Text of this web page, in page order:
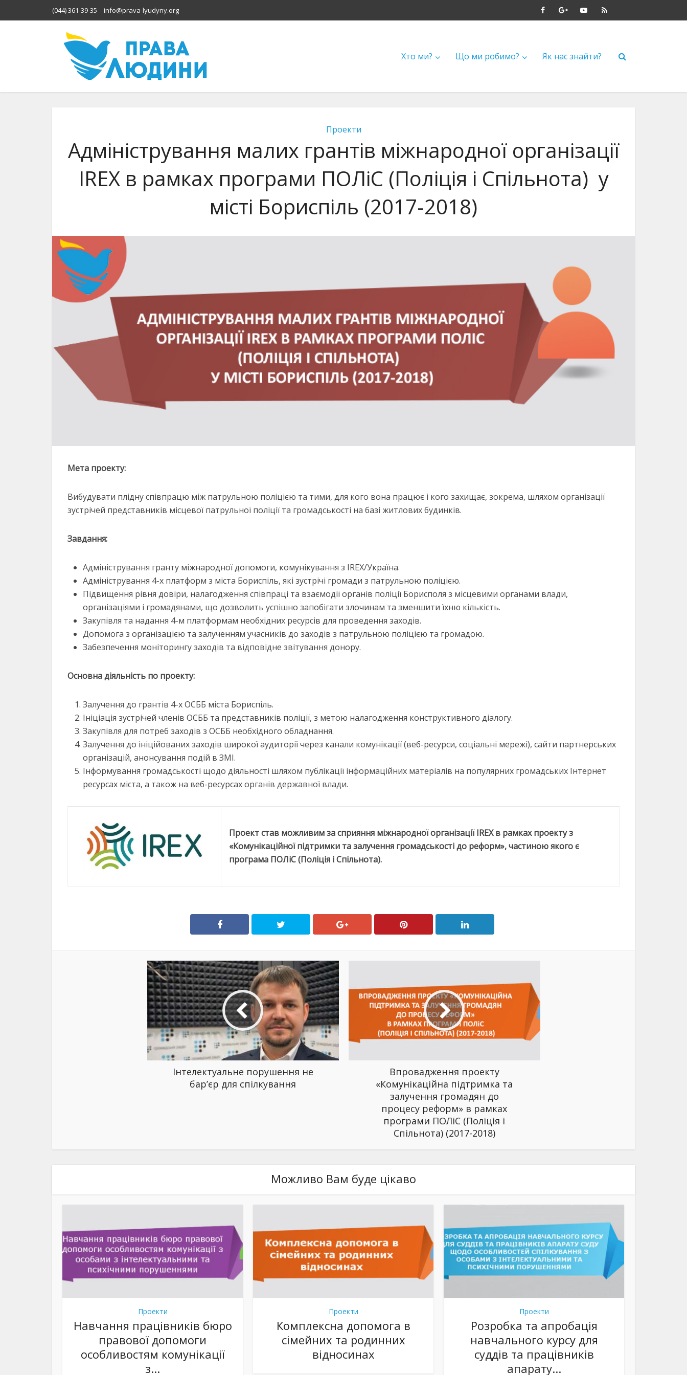
(044) 361-39-35 info@prava-lyudyny.org
Хто ми? Що ми робимо? Як нас знайти?
Проекти
Адміністрування малих грантів міжнародної організації
IREX в рамках програми ПОЛіС (Поліція і Спільнота) у
місті Бориспіль (2017-2018)
Мета проекту:
Вибудувати плідну співпрацю між патрульною поліцією та тими, для кого вона працює і кого захищає, зокрема, шляхом організації
зустрічей представників місцевої патрульної поліції та громадськості на базі житлових будинків.
Завдання:
Адміністрування гранту міжнародної допомоги, комунікування з IREX/Україна.
Адміністрування 4-х платформ з міста Бориспіль, які зустрічі громади з патрульною поліцією.
Підвищення рівня довіри, налагодження співпраці та взаємодії органів поліції Борисполя з місцевими органами влади,
організаціями і громадянами, що дозволить успішно запобігати злочинам та зменшити їхню кількість.
Закупівля та надання 4-м платформам необхідних ресурсів для проведення заходів.
Допомога з організацією та залученням учасників до заходів з патрульною поліцією та громадою.
Забезпечення моніторингу заходів та відповідне звітування донору.
Основна діяльність по проекту:
Залучення до грантів 4-х ОСББ міста Бориспіль.
Ініціація зустрічей членів ОСББ та представників поліції, з метою налагодження конструктивного діалогу.
Закупівля для потреб заходів з ОСББ необхідного обладнання.
Залучення до ініційованих заходів широкої аудиторії через канали комунікації (веб-ресурси, соціальні мережі), сайти партнерських
організацій, анонсування подій в ЗМІ.
Інформування громадськості щодо діяльності шляхом публікації інформаційних матеріалів на популярних громадських Інтернет
ресурсах міста, а також на веб-ресурсах органів державної влади.
Проект став можливим за сприяння міжнародної організації IREX в рамках проекту з
«Комунікаційної підтримки та залучення громадськості до реформ», частиною якого є
програма ПОЛіС (Поліція і Спільнота).
Інтелектуальне порушення не
бар’єр для спілкування
Впровадження проекту
«Комунікаційна підтримка та
залучення громадян до
процесу реформ» в рамках
програми ПОЛіС (Поліція і
Спільнота) (2017-2018)
Можливо Вам буде цікаво
Проекти
Навчання працівників бюро
правової допомоги
особливостям комунікації
з...
Проекти
Комплексна допомога в
сімейних та родинних
відносинах
Проекти
Розробка та апробація
навчального курсу для
суддів та працівників
апарату...